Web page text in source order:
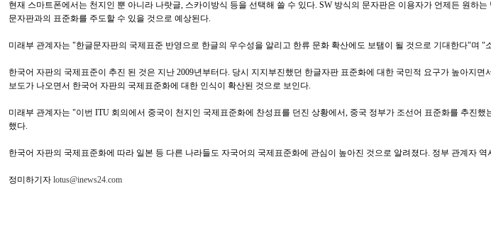
현재 스마트폰에서는 천지인 뿐 아니라 나랏글, 스카이방식 등을 선택해 쓸 수 있다. SW 방식의 문자판은 이용자가 언제든 원
문자판과의 표준화를 주도할 수 있을 것으로 예상된다.
미래부 관계자는 "한글문자판의 국제표준 반영으로 한글의 우수성을 알리고 한류 문화 확산에도 보탬이 될 것으로 기대한다"
한국어 자판의 국제표준이 추진 된 것은 지난 2009년부터다. 당시 지지부진했던 한글자판 표준화에 대한 국민적 요구가 높아지
보도가 나오면서 한국어 자판의 국제표준화에 대한 인식이 확산된 것으로 보인다.
미래부 관계자는 "이번 ITU 회의에서 중국이 천지인 국제표준화에 찬성표를 던진 상황에서, 중국 정부가 조선어 표준화를 추진
했다.
한국어 자판의 국제표준화에 따라 일본 등 다른 나라들도 자국어의 국제표준화에 관심이 높아진 것으로 알려졌다. 정부 관계자
정미하기자 lotus@inews24.com